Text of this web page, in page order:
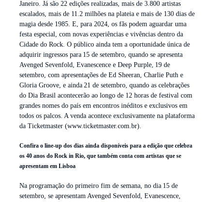
Janeiro. Já são 22 edições realizadas, mais de 3.800 artistas
escalados, mais de 11.2 milhões na plateia e mais de 130 dias de
magia desde 1985. E, para 2024, os fãs podem aguardar uma
festa especial, com novas experiências e vivências dentro da
Cidade do Rock. O público ainda tem a oportunidade única de
adquirir ingressos para 15 de setembro, quando se apresenta
Avenged Sevenfold, Evanescence e Deep Purple, 19 de
setembro, com apresentações de Ed Sheeran, Charlie Puth e
Gloria Groove, e ainda 21 de setembro, quando as celebrações
do Dia Brasil acontecerão ao longo de 12 horas de festival com
grandes nomes do país em encontros inéditos e exclusivos em
todos os palcos. A venda acontece exclusivamente na plataforma
da Ticketmaster (www.ticketmaster.com.br).
Confira o line-up dos dias ainda disponíveis para a edição que celebra
os 40 anos do Rock in Rio, que também conta com artistas que se
apresentam em Lisboa
Na programação do primeiro fim de semana, no dia 15 de
setembro, se apresentam Avenged Sevenfold, Evanescence,